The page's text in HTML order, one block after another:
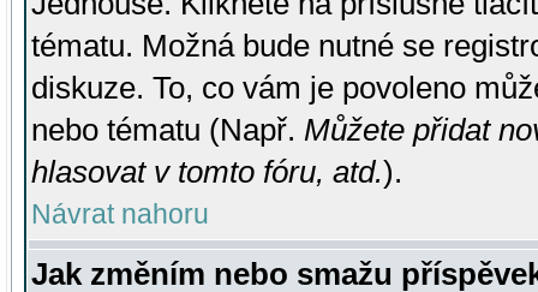
tématu. Možná bude nutné se
diskuze. To, co vám je povoleno
nebo tématu (Např. Můžete přidat
hlasovat v tomto fóru, atd.).
Návrat nahoru
Jak změním nebo smažu